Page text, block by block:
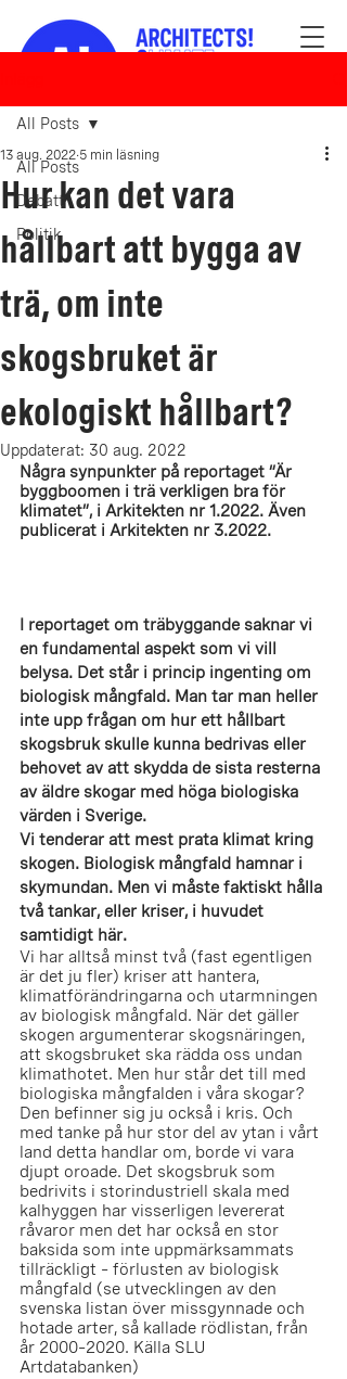
All Posts
Debatt
Politik
All Posts
Hur kan det vara
hållbart att bygga av
trä, om inte
skogsbruket är
ekologiskt hållbart?
13 aug. 2022 5 min läsning
Uppdaterat: 30 aug. 2022
Några synpunkter på reportaget “Är
byggboomen i trä verkligen bra för
klimatet”, i Arkitekten nr 1.2022. Även
publicerat i Arkitekten nr 3.2022.
I reportaget om träbyggande saknar vi
en fundamental aspekt som vi vill
belysa. Det står i princip ingenting om
biologisk mångfald. Man tar man heller
inte upp frågan om hur ett hållbart
skogsbruk skulle kunna bedrivas eller
behovet av att skydda de sista resterna
av äldre skogar med höga biologiska
värden i Sverige.
Vi tenderar att mest prata klimat kring
skogen. Biologisk mångfald hamnar i
skymundan. Men vi måste faktiskt hålla
två tankar, eller kriser, i huvudet
samtidigt här.
Vi har alltså minst två (fast egentligen
är det ju fler) kriser att hantera,
klimatförändringarna och utarmningen
av biologisk mångfald. När det gäller
skogen argumenterar skogsnäringen,
att skogsbruket ska rädda oss undan
klimathotet. Men hur står det till med
biologiska mångfalden i våra skogar?
Den befinner sig ju också i kris. Och
med tanke på hur stor del av ytan i vårt
land detta handlar om, borde vi vara
djupt oroade. Det skogsbruk som
bedrivits i storindustriell skala med
kalhyggen har visserligen levererat
råvaror men det har också en stor
baksida som inte uppmärksammats
tillräckligt – förlusten av biologisk
mångfald (se utvecklingen av den
svenska listan över missgynnade och
hotade arter, så kallade rödlistan, från
år 2000–2020. Källa SLU
Artdatabanken)